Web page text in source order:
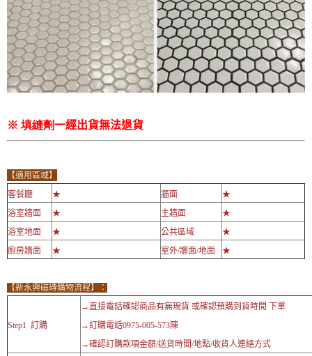
※ 填縫劑一經出貨無法退貨
【適用區域】
客餐廳
★ 牆面
★
浴室牆面
★ 主牆面
★
浴室地面
★ 公共區域
★
廚房牆面
★ 室外/牆面/地面 ★
【新永興磁磚購物流程】：
Step1 訂購
→直接電話確認商品有無現貨 或確認預購到貨時間 下單
→訂購電話0975-005-573陳
→確認訂購款項金額/送貨時間/地點/收貨人連絡方式